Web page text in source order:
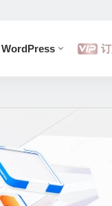
WordPress